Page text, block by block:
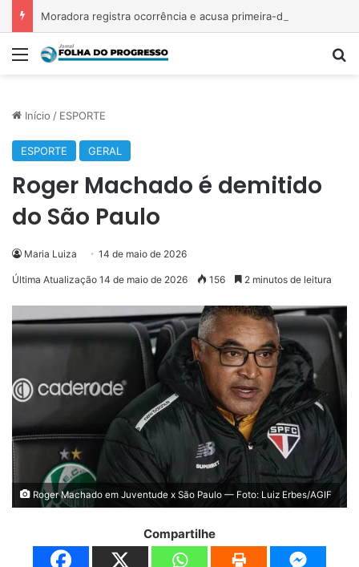
Menu
Início / ESPORTE
ESPORTE GERAL
Roger Machado é demitido
do São Paulo
Maria Luiza 14 de maio de 2026
Última Atualização 14 de maio de 2026 156 2 minutos de leitura
Roger Machado em Juventude x São Paulo — Foto: Luiz Erbes/AGIF
Compartilhe